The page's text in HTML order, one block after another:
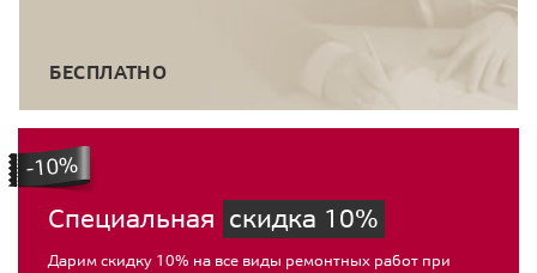
БЕСПЛАТНО
Специальная скидка 10%
Дарим скидку 10% на все виды ремонтных работ при